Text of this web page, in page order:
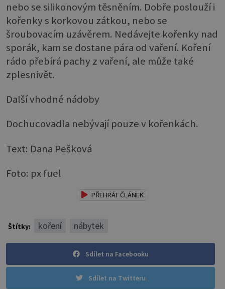
nebo se silikonovým těsněním. Dobře poslouží i
kořenky s korkovou zátkou, nebo se
šroubovacím uzávěrem. Nedávejte kořenky nad
sporák, kam se dostane pára od vaření. Koření
rádo přebírá pachy z vaření, ale může také
zplesnivět.
Další vhodné nádoby
Dochucovadla nebývají pouze v kořenkách.
Text: Dana Pešková
Foto: px fuel
PŘEHRÁT ČLÁNEK
Štítky: koření nábytek
Sdílet na Facebooku
Sdílet na Twitteru